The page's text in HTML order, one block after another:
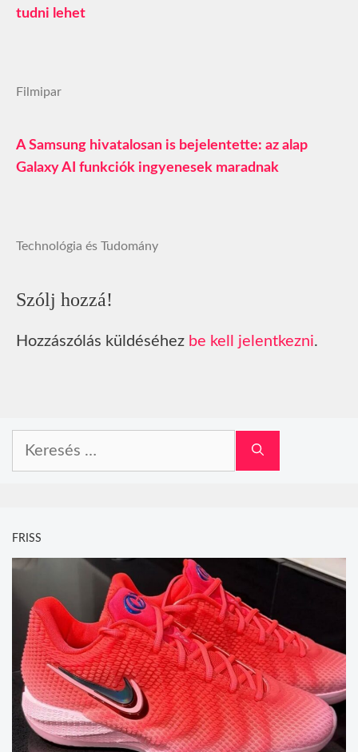
tudni lehet
Filmipar
A Samsung hivatalosan is bejelentette: az alap
Galaxy AI funkciók ingyenesek maradnak
Technológia és Tudomány
Szólj hozzá!
Hozzászólás küldéséhez be kell jelentkezni.
FRISS